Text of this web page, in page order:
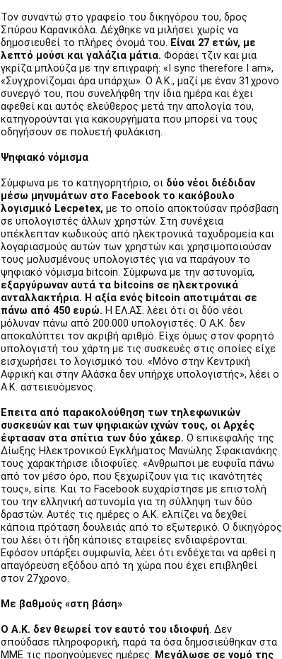
Τον συναντώ στο γραφείο του δικηγόρου του, δρος
Σπύρου Καρανικόλα. Δέχθηκε να μιλήσει χωρίς να
δημοσιευθεί το πλήρες όνομά του. Είναι 27 ετών, με
λεπτό μούσι και γαλάζια μάτια. Φοράει τζιν και μια
γκρίζα μπλούζα με την επιγραφή: «I sync therefore I am»,
«Συγχρονίζομαι άρα υπάρχω». Ο Α.Κ., μαζί με έναν 31χρονο
συνεργό του, που συνελήφθη την ίδια ημέρα και έχει
αφεθεί και αυτός ελεύθερος μετά την απολογία του,
κατηγορούνται για κακουργήματα που μπορεί να τους
οδηγήσουν σε πολυετή φυλάκιση.
Ψηφιακό νόμισμα
Σύμφωνα με το κατηγορητήριο, οι δύο νέοι διέδιδαν
μέσω μηνυμάτων στο Facebook το κακόβουλο
λογισμικό Lecpetex, με το οποίο αποκτούσαν πρόσβαση
σε υπολογιστές άλλων χρηστών. Στη συνέχεια
υπέκλεπταν κωδικούς από ηλεκτρονικά ταχυδρομεία και
λογαριασμούς αυτών των χρηστών και χρησιμοποιούσαν
τους μολυσμένους υπολογιστές για να παράγουν το
ψηφιακό νόμισμα bitcoin. Σύμφωνα με την αστυνομία,
εξαργύρωναν αυτά τα bitcoins σε ηλεκτρονικά
ανταλλακτήρια. Η αξία ενός bitcoin αποτιμάται σε
πάνω από 450 ευρώ. Η ΕΛ.ΑΣ. λέει ότι οι δύο νέοι
μόλυναν πάνω από 200.000 υπολογιστές. Ο Α.Κ. δεν
αποκαλύπτει τον ακριβή αριθμό. Eίχε όμως στον φορητό
υπολογιστή του χάρτη με τις συσκευές στις οποίες είχε
εισχωρήσει το λογισμικό του. «Μόνο στην Κεντρική
Αφρική και στην Αλάσκα δεν υπήρχε υπολογιστής», λέει ο
Α.Κ. αστειευόμενος.
Επειτα από παρακολούθηση των τηλεφωνικών
συσκευών και των ψηφιακών ιχνών τους, οι Αρχές
έφτασαν στα σπίτια των δύο χάκερ. Ο επικεφαλής της
Δίωξης Ηλεκτρονικού Εγκλήματος Μανώλης Σφακιανάκης
τους χαρακτήρισε ιδιοφυΐες. «Ανθρωποι με ευφυΐα πάνω
από τον μέσο όρο, που ξεχωρίζουν για τις ικανότητές
τους», είπε. Και το Facebook ευχαρίστησε με επιστολή
του την ελληνική αστυνομία για τη σύλληψη των δύο
δραστών. Αυτές τις ημέρες ο Α.Κ. ελπίζει να δεχθεί
κάποια πρόταση δουλειάς από το εξωτερικό. Ο δικηγόρος
του λέει ότι ήδη κάποιες εταιρείες ενδιαφέρονται.
Εφόσον υπάρξει συμφωνία, λέει ότι ενδέχεται να αρθεί η
απαγόρευση εξόδου από τη χώρα που έχει επιβληθεί
στον 27χρονο.
Με βαθμούς «στη βάση»
Ο Α.Κ. δεν θεωρεί τον εαυτό του ιδιοφυή. Δεν
σπούδασε πληροφορική, παρά τα όσα δημοσιεύθηκαν στα
ΜΜΕ τις προηγούμενες ημέρες. Μεγάλωσε σε νομό της